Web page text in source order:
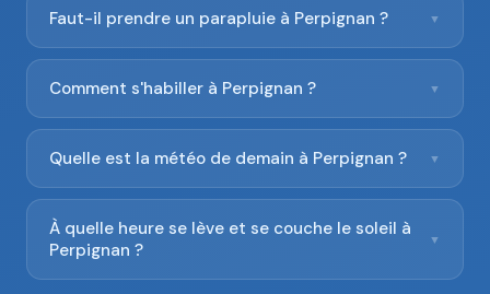
Faut-il prendre un parapluie à Perpignan ? ▼
Comment s'habiller à Perpignan ? ▼
Quelle est la météo de demain à Perpignan ? ▼
À quelle heure se lève et se couche le soleil à
Perpignan ?
▼